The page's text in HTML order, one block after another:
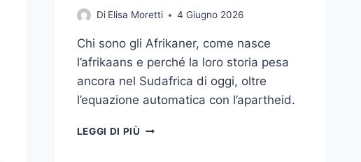
Di Elisa Moretti 4 Giugno 2026
Chi sono gli Afrikaner, come nasce
l’afrikaans e perché la loro storia pesa
ancora nel Sudafrica di oggi, oltre
l’equazione automatica con l’apartheid.
LEGGI DI PIÙ AFRIKANER